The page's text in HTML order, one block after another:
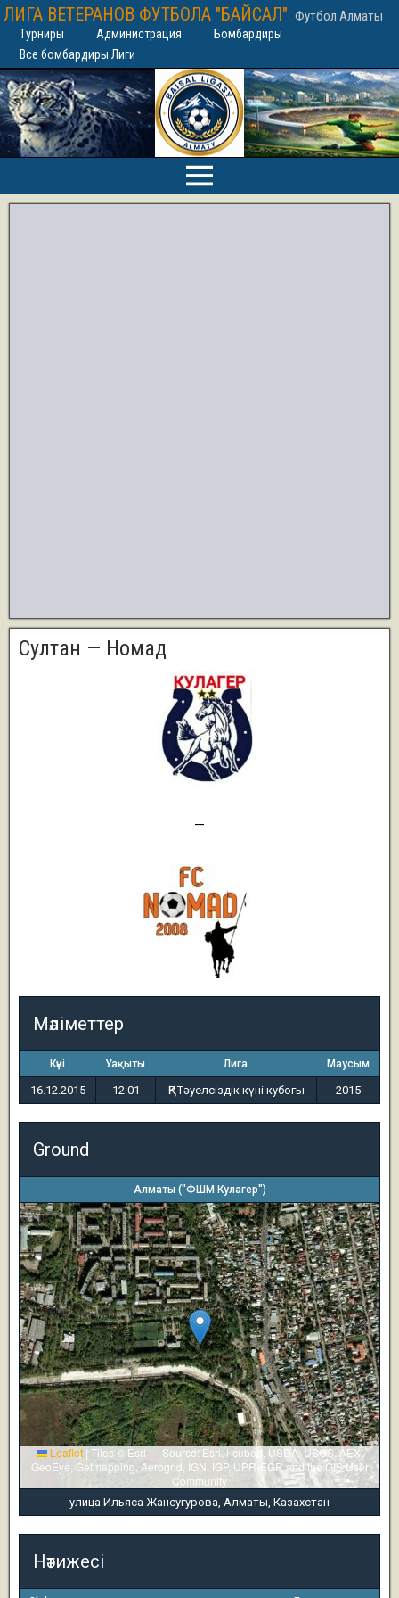
ЛИГА ВЕТЕРАНОВ ФУТБОЛА "БАЙСАЛ" Футбол Алматы
Турниры Администрация
Бомбардиры
Все бомбардиры Лиги
Султан — Номад
—
Мәліметтер
Күні Уақыты Лига Маусым
16.12.2015 12:01 ҚР Тәуелсіздік күні кубогы 2015
Ground
Алматы ("ФШМ Кулагер")
Leaflet | Tiles © Esri — Source: Esri, i-cubed, USDA, USGS, AEX,
GeoEye, Getmapping, Aerogrid, IGN, IGP, UPR-EGP, and the GIS User
Community
улица Ильяса Жансугурова, Алматы, Казахстан
Нәтижесі